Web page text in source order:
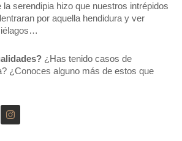
la serendipia hizo que nuestros intrépidos
por aquella hendidura y ver
¿Has tenido casos de
¿Conoces alguno más de estos que
I
n